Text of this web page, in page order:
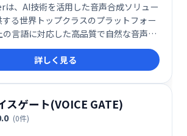
は、AI技術を活用した音声合成ソリュー
る世界トップクラスのプラットフォー
の言語に対応した高品質で自然な音声を
。
詳しく見る
スゲート(VOICE GATE)
(0件)